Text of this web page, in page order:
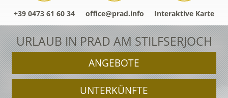
+39 0473 61 60 34 office@prad.info Interaktive Karte
URLAUB IN PRAD AM STILFSERJOCH
ANGEBOTE
UNTERKÜNFTE